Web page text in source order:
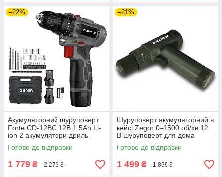
–22%
Акумуляторний шуруповерт
Forte CD-12BC 12В 1.5Аh Li-
ion 2 акумулятори дриль-
шуруповерт у кейсі
Готово до відправки
1 779 ₴ 2 279 ₴
–21%
Шуруповерт акумуляторний в
кейсі Zegor 0–1500 об/хв 12
В шуруповерт для дома
акумуляторний бездротовий
шуруповерт
Готово до відправки
1 499 ₴ 1 899 ₴